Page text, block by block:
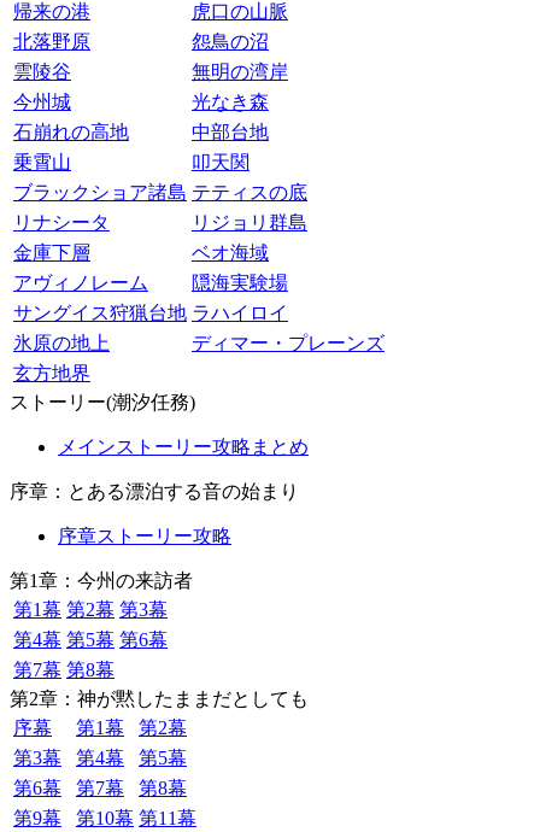
帰来の港
虎口の山脈
北落野原
怨鳥の沼
雲陵谷
無明の湾岸
今州城
光なき森
石崩れの高地
中部台地
乗霄山
叩天関
ブラックショア諸島 テティスの底
リナシータ
リジョリ群島
金庫下層
ベオ海域
アヴィノレーム
隠海実験場
サングイス狩猟台地 ラハイロイ
氷原の地上
ディマー・プレーンズ
玄方地界
ストーリー(潮汐任務)
メインストーリー攻略まとめ
序章：とある漂泊する音の始まり
序章ストーリー攻略
第1章：今州の来訪者
第1幕 第2幕 第3幕
第4幕 第5幕 第6幕
第7幕 第8幕
第2章：神が黙したままだとしても
序幕
第1幕
第2幕
第3幕
第4幕
第5幕
第6幕
第7幕
第8幕
第9幕
第10幕 第11幕